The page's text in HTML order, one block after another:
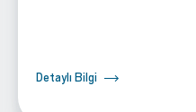
Detaylı Bilgi